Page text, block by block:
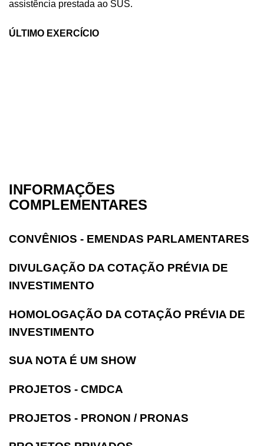
assistência prestada ao SUS.
ÚLTIMO EXERCÍCIO
INFORMAÇÕES
COMPLEMENTARES
CONVÊNIOS - EMENDAS PARLAMENTARES
DIVULGAÇÃO DA COTAÇÃO PRÉVIA DE
INVESTIMENTO
HOMOLOGAÇÃO DA COTAÇÃO PRÉVIA DE
INVESTIMENTO
SUA NOTA É UM SHOW
PROJETOS - CMDCA
PROJETOS - PRONON / PRONAS